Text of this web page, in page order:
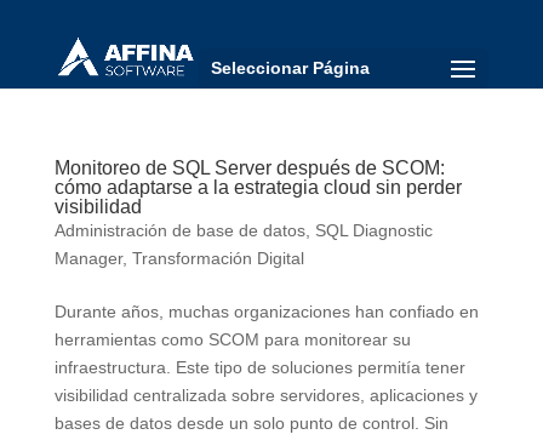
Seleccionar Página
Monitoreo de SQL Server después de SCOM:
cómo adaptarse a la estrategia cloud sin perder
visibilidad
Administración de base de datos, SQL Diagnostic
Manager, Transformación Digital
Durante años, muchas organizaciones han confiado en
herramientas como SCOM para monitorear su
infraestructura. Este tipo de soluciones permitía tener
visibilidad centralizada sobre servidores, aplicaciones y
bases de datos desde un solo punto de control. Sin